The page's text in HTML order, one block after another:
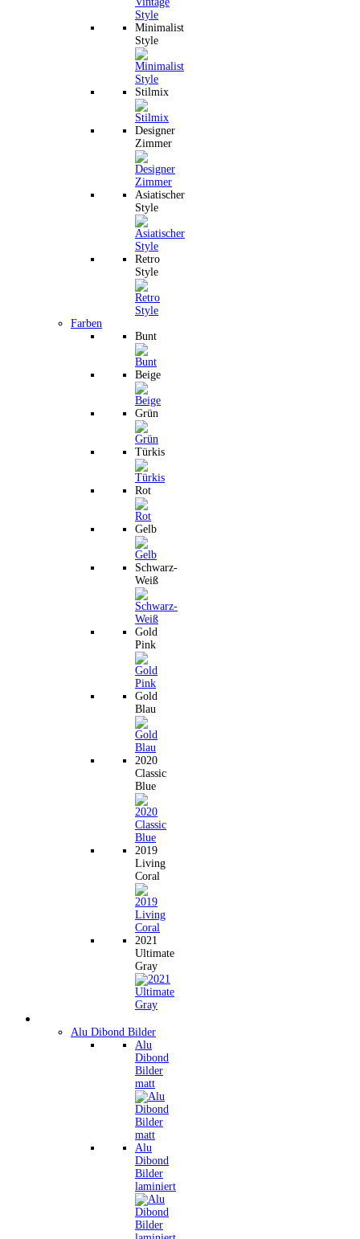
Minimalist
Style
Stilmix
Designer
Zimmer
Asiatischer
Style
Retro
Style
Farben
Bunt
Beige
Grün
Türkis
Rot
Gelb
Schwarz-
Weiß
Gold
Pink
Gold
Blau
2020
Classic
Blue
2019
Living
Coral
2021
Ultimate
Gray
Alu Dibond Bilder
Alu
Dibond
Bilder
matt
Alu
Dibond
Bilder
laminiert